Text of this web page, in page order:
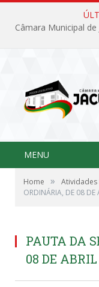
MENU
Home » Atividades
ORDINÁRIA, DE 08 DE
PAUTA DA
08 DE ABRIL